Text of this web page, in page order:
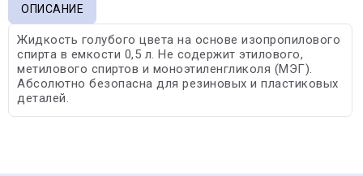
ОПИСАНИЕ
Жидкость голубого цвета на основе изопропилового
спирта в емкости 0,5 л. Не содержит этилового,
метилового спиртов и моноэтиленгликоля (МЭГ).
Абсолютно безопасна для резиновых и пластиковых
деталей.